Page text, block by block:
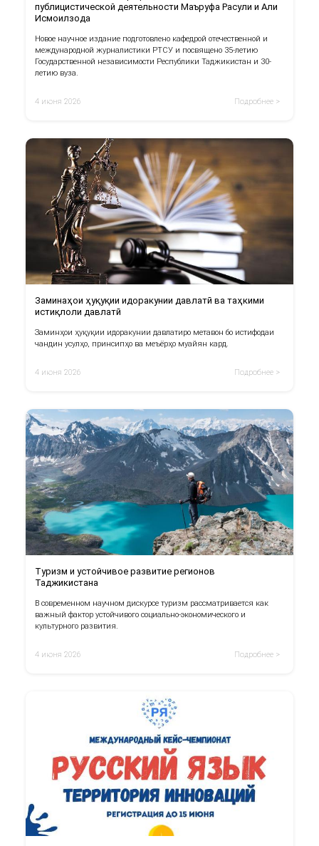
публицистической деятельности Маъруфа Расули и Али
Исмоилзода
Новое научное издание подготовлено кафедрой отечественной и
международной журналистики РТСУ и посвящено 35-летию
Государственной независимости Республики Таджикистан и 30-
летию вуза.
4 июня 2026 Подробнее >
Заминаҳои ҳуқуқии идоракунии давлатӣ ва таҳкими
истиқлоли давлатӣ
Заминҳои ҳуқуқии идоракунии давлатиро метавон бо истифодаи
чандин усулҳо, принсипҳо ва меъёрҳо муайян кард.
4 июня 2026 Подробнее >
Туризм и устойчивое развитие регионов
Таджикистана
В современном научном дискурсе туризм рассматривается как
важный фактор устойчивого социально-экономического и
культурного развития.
4 июня 2026 Подробнее >